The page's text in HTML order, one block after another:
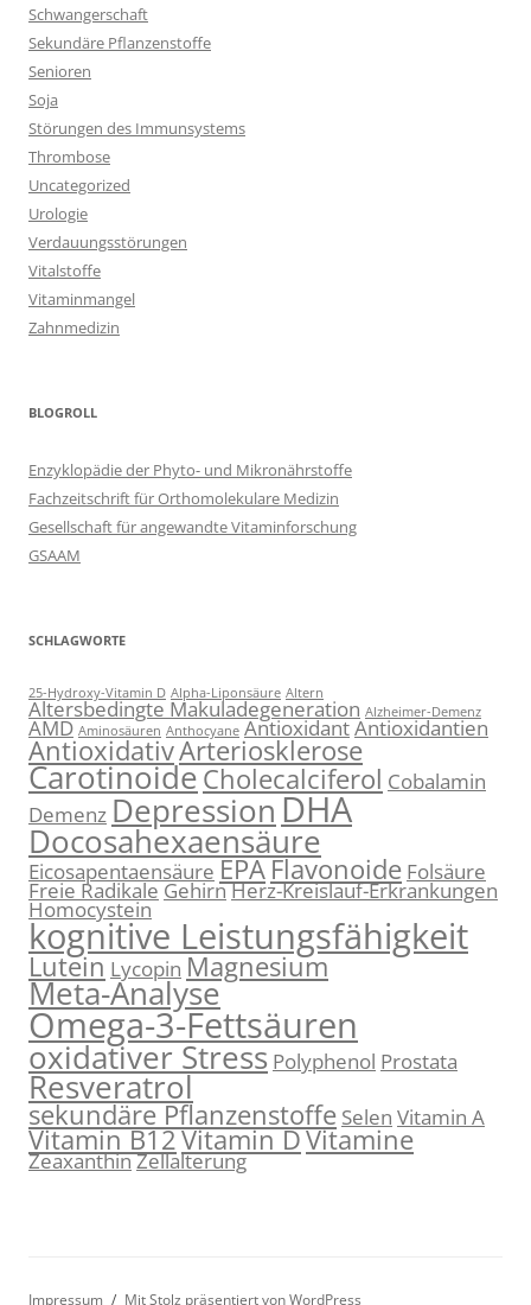
Schwangerschaft
Sekundäre Pflanzenstoffe
Senioren
Soja
Störungen des Immunsystems
Thrombose
Uncategorized
Urologie
Verdauungsstörungen
Vitalstoffe
Vitaminmangel
Zahnmedizin
BLOGROLL
Enzyklopädie der Phyto- und Mikronährstoffe
Fachzeitschrift für Orthomolekulare Medizin
Gesellschaft für angewandte Vitaminforschung
GSAAM
SCHLAGWORTE
25-Hydroxy-Vitamin D Alpha-Liponsäure Altern
Altersbedingte Makuladegeneration Alzheimer-Demenz
AMD Aminosäuren Anthocyane AntioxidantAntioxidantien
AntioxidativArteriosklerose
CarotinoideCholecalciferol Cobalamin
Demenz DepressionDHA
Docosahexaensäure
Eicosapentaensäure EPAFlavonoide Folsäure
Freie RadikaleGehirnHerz-Kreislauf-Erkrankungen
Homocystein
kognitive Leistungsfähigkeit
Lutein Lycopin Magnesium
Meta-Analyse
Omega-3-Fettsäuren
oxidativer Stress Polyphenol Prostata
Resveratrol
sekundäre Pflanzenstoffe Selen Vitamin A
Vitamin B12Vitamin DVitamine
ZeaxanthinZellalterung
Impressum Mit Stolz präsentiert von WordPress